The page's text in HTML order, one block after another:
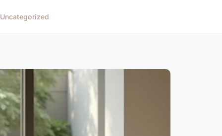
Uncategorized